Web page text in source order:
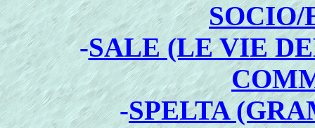
SOCIO/
-SALE (LE VIE
-SPELTA